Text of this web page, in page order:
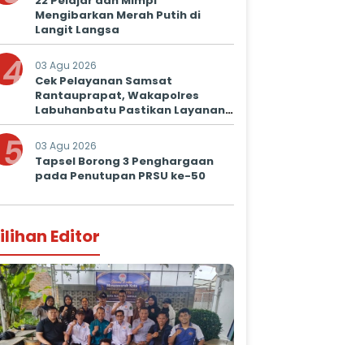
Mengibarkan Merah Putih di
Langit Langsa
4 03 Agu 2026
Cek Pelayanan Samsat
Rantauprapat, Wakapolres
Labuhanbatu Pastikan Layanan
Prima untuk Masyarakat
5 03 Agu 2026
Tapsel Borong 3 Penghargaan
pada Penutupan PRSU ke-50
Editor